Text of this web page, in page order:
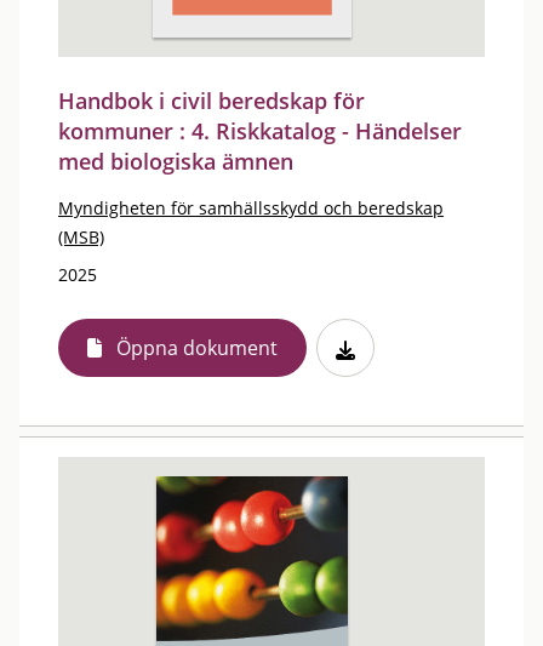
Handbok i civil beredskap för
kommuner : 4. Riskkatalog - Händelser
med biologiska ämnen
Myndigheten för samhällsskydd och beredskap
(MSB)
2025
Öppna dokument